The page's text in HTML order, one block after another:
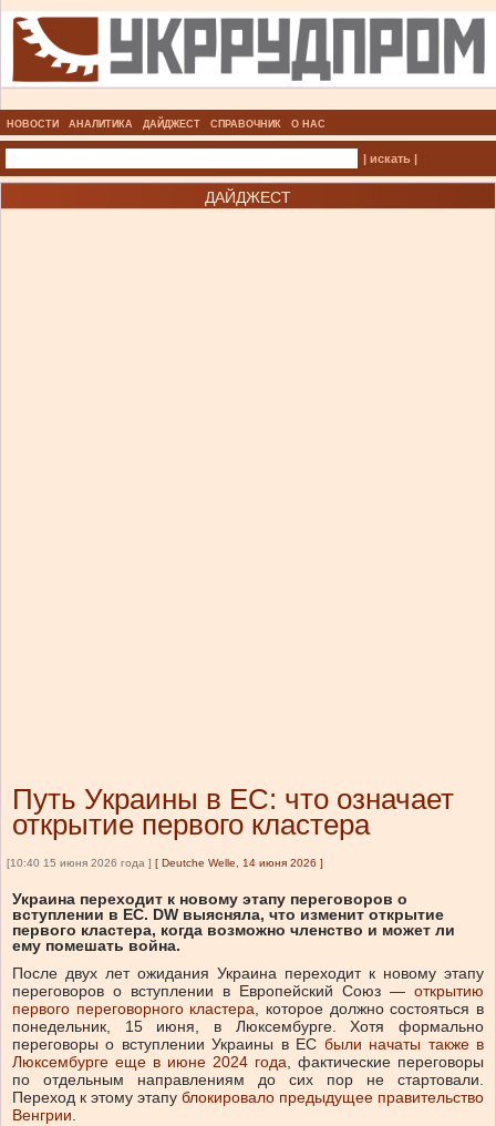
НОВОСТИ АНАЛИТИКА ДАЙДЖЕСТ СПРАВОЧНИК О НАС
| искать |
ДАЙДЖЕСТ
Путь Украины в ЕС: что означает
открытие первого кластера
[10:40 15 июня 2026 года ] [ Deutche Welle, 14 июня 2026 ]
Украина переходит к новому этапу переговоров о
вступлении в ЕС. DW выясняла, что изменит открытие
первого кластера, когда возможно членство и может ли
ему помешать война.
После двух лет ожидания Украина переходит к новому этапу
переговоров о вступлении в Европейский Союз — открытию
первого переговорного кластера, которое должно состояться в
понедельник, 15 июня, в Люксембурге. Хотя формально
переговоры о вступлении Украины в ЕС были начаты также в
Люксембурге еще в июне 2024 года, фактические переговоры
по отдельным направлениям до сих пор не стартовали.
Переход к этому этапу блокировало предыдущее правительство
Венгрии.